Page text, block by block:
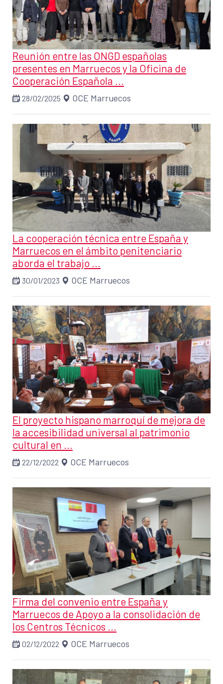
Reunión entre las ONGD españolas
presentes en Marruecos y la Oficina de
Cooperación Española ...
28/02/2025 OCE Marruecos
La cooperación técnica entre España y
Marruecos en el ámbito penitenciario
aborda el trabajo ...
30/01/2023 OCE Marruecos
El proyecto hispano marroquí de mejora de
la accesibilidad universal al patrimonio
cultural en ...
22/12/2022 OCE Marruecos
Firma del convenio entre España y
Marruecos de Apoyo a la consolidación de
los Centros Técnicos ...
02/12/2022 OCE Marruecos